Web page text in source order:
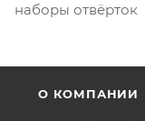
наборы отвёрток
О КОМПАНИИ